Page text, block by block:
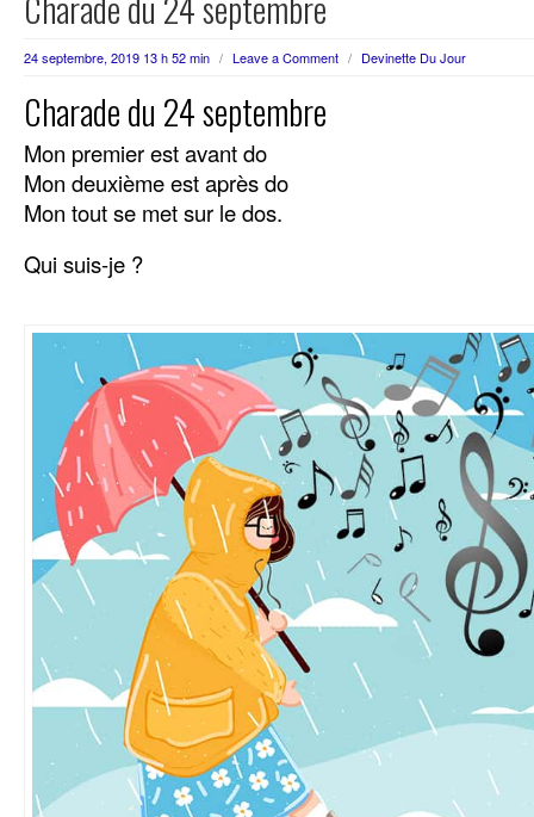
24 septembre, 2019 13 h 52 min / Leave a Comment / Devinette Du Jour
Charade du 24 septembre
Mon premier est avant do
Mon deuxième est après do
Mon tout se met sur le dos.
Qui suis-je ?